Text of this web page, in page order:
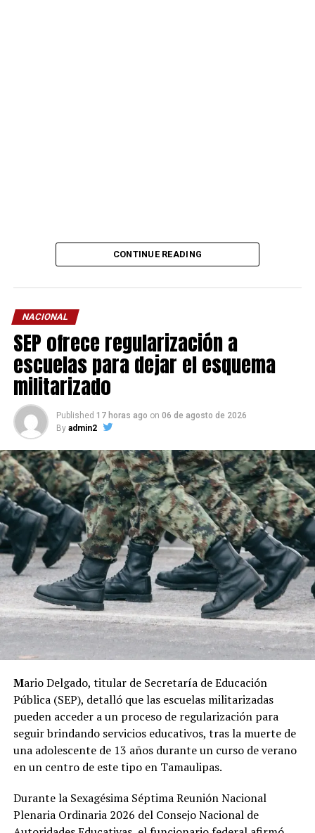
CONTINUE READING
NACIONAL
SEP ofrece regularización a
escuelas para dejar el esquema
militarizado
Published 17 horas ago on 06 de agosto de 2026
By admin2
Mario Delgado, titular de Secretaría de Educación
Pública (SEP), detalló que las escuelas militarizadas
pueden acceder a un proceso de regularización para
seguir brindando servicios educativos, tras la muerte de
una adolescente de 13 años durante un curso de verano
en un centro de este tipo en Tamaulipas.
Durante la Sexagésima Séptima Reunión Nacional
Plenaria Ordinaria 2026 del Consejo Nacional de